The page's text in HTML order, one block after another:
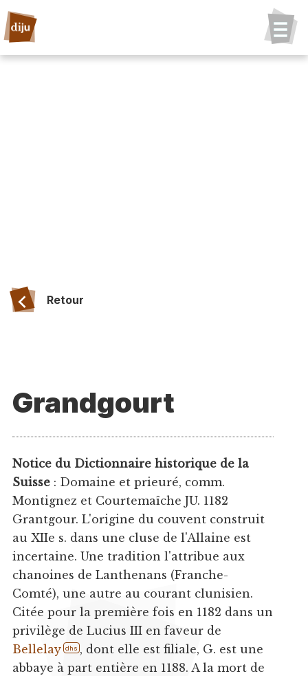
Retour
Grandgourt
Notice du Dictionnaire historique de la
Suisse: Domaine et prieuré, comm.
Montignez et Courtemaîche JU. 1182
Grantgour. L'origine du couvent construit
au XIIe s. dans une cluse de l'Allaine est
incertaine. Une tradition l'attribue aux
chanoines de Lanthenans (Franche-
Comté), une autre au courant clunisien.
Citée pour la première fois en 1182 dans un
privilège de Lucius III en faveur de
Bellelay
dhs , dont elle est filiale, G. est une
abbaye à part entière en 1188. A la mort de